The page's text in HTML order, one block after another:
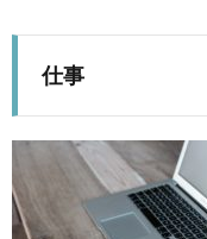
仕事